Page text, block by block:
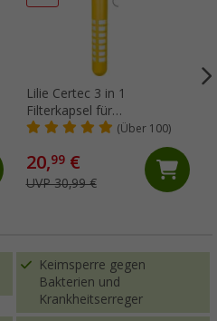
Lilie Certec 3 in 1
Filterkapsel für
Frischwasserschutz 100
(Über 100)
20,99€
UVP 30,99 €
Keimsperre gegen
Bakterien und
Krankheitserreger